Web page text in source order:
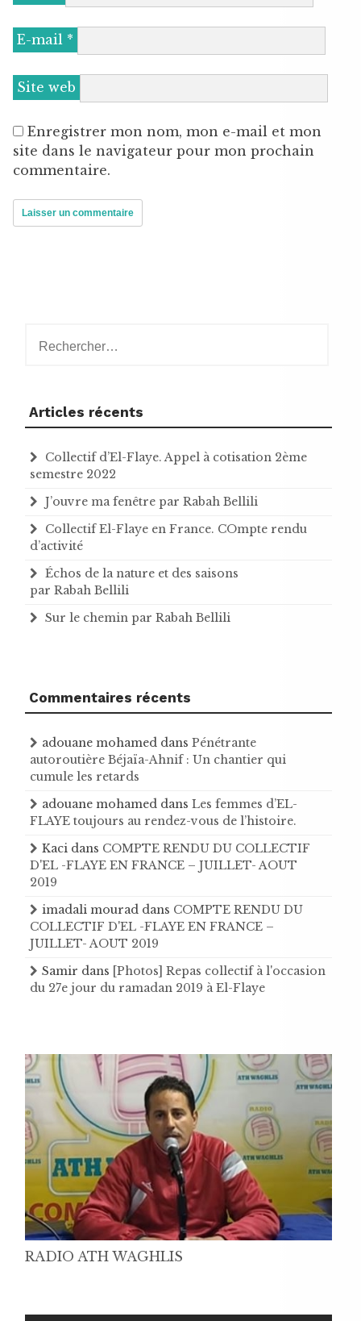
E-mail *
Site web
Enregistrer mon nom, mon e-mail et mon
site dans le navigateur pour mon prochain
commentaire.
Articles récents
Collectif d’El-Flaye. Appel à cotisation 2ème
semestre 2022
J’ouvre ma fenêtre par Rabah Bellili
Collectif El-Flaye en France. COmpte rendu
d’activité
Échos de la nature et des saisons
par Rabah Bellili
Sur le chemin par Rabah Bellili
Commentaires récents
adouane mohamed dans Pénétrante
autoroutière Béjaïa-Ahnif : Un chantier qui
cumule les retards
adouane mohamed dans Les femmes d’EL-
FLAYE toujours au rendez-vous de l’histoire .
Kaci dans COMPTE RENDU DU COLLECTIF
D'EL -FLAYE EN FRANCE – JUILLET- AOUT
2019
imadali mourad dans COMPTE RENDU DU
COLLECTIF D'EL -FLAYE EN FRANCE –
JUILLET- AOUT 2019
Samir dans [Photos] Repas collectif à l'occasion
du 27e jour du ramadan 2019 à El-Flaye
RADIO ATH WAGHLIS